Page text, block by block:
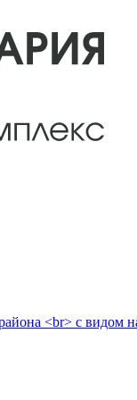
<br> с видом